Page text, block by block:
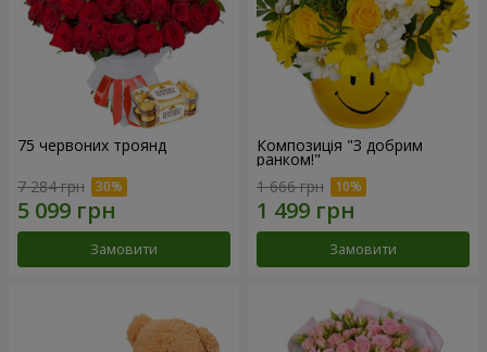
75 червоних троянд
7 284 грн
Замовити
Композиція "З добрим
ранком!"
1 666 грн
Замовити